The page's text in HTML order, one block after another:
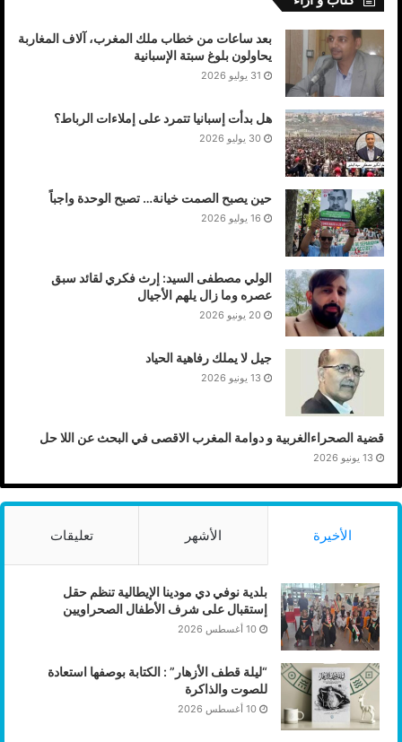
بعد ساعات من خطاب ملك المغرب، آلاف المغاربة
يحاولون بلوغ سبتة الإسبانية
31 يوليو 2026
هل بدأت إسبانيا تتمرد على إملاءات الرباط؟
30 يوليو 2026
حين يصبح الصمت خيانة… تصبح الوحدة واجباً
16 يوليو 2026
الولي مصطفى السيد: إرث فكري لقائد سبق
عصره وما زال يلهم الأجيال
20 يونيو 2026
جيل لا يملك رفاهية الحياد
13 يونيو 2026
قضية الصحراءالغربية و دوامة المغرب الاقصى في البحث عن اللا حل
13 يونيو 2026
الأخيرة الأشهر تعليقات
بلدية نوفي دي مودينا الإيطالية تنظم حقل
إستقبال على شرف الأطفال الصحراويين
10 أغسطس 2026
“ليلة قطف الأزهار” : الكتابة بوصفها استعادة
للصوت والذاكرة
10 أغسطس 2026